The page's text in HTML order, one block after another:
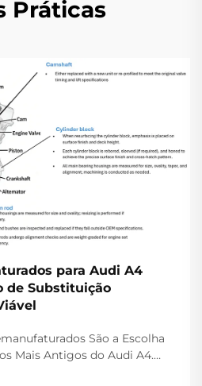
Práticas
para Audi A4
de Substituição
São a Escolha
Mais Antigos do Audi A4.